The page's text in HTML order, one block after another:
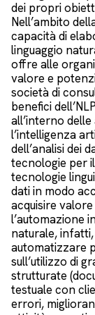
dei propri
Nell’ambito
capacità di
linguaggio
offre alle
valore e
società di
benefici
all’interno
l’intelligenza
dell’analisi dei
tecnologie per
tecnologie
dati in modo
acquisire
l’automazione
naturale,
automatizzare
sull’utilizzo di
strutturate
testuale con
errori,